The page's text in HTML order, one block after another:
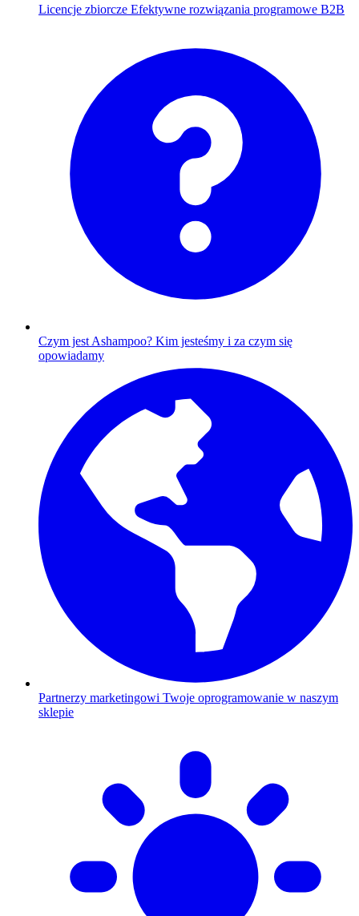
Licencje zbiorcze Efektywne rozwiązania programowe B2B
Czym jest Ashampoo? Kim jesteśmy i za czym się
opowiadamy
Partnerzy marketingowi Twoje oprogramowanie w naszym
sklepie